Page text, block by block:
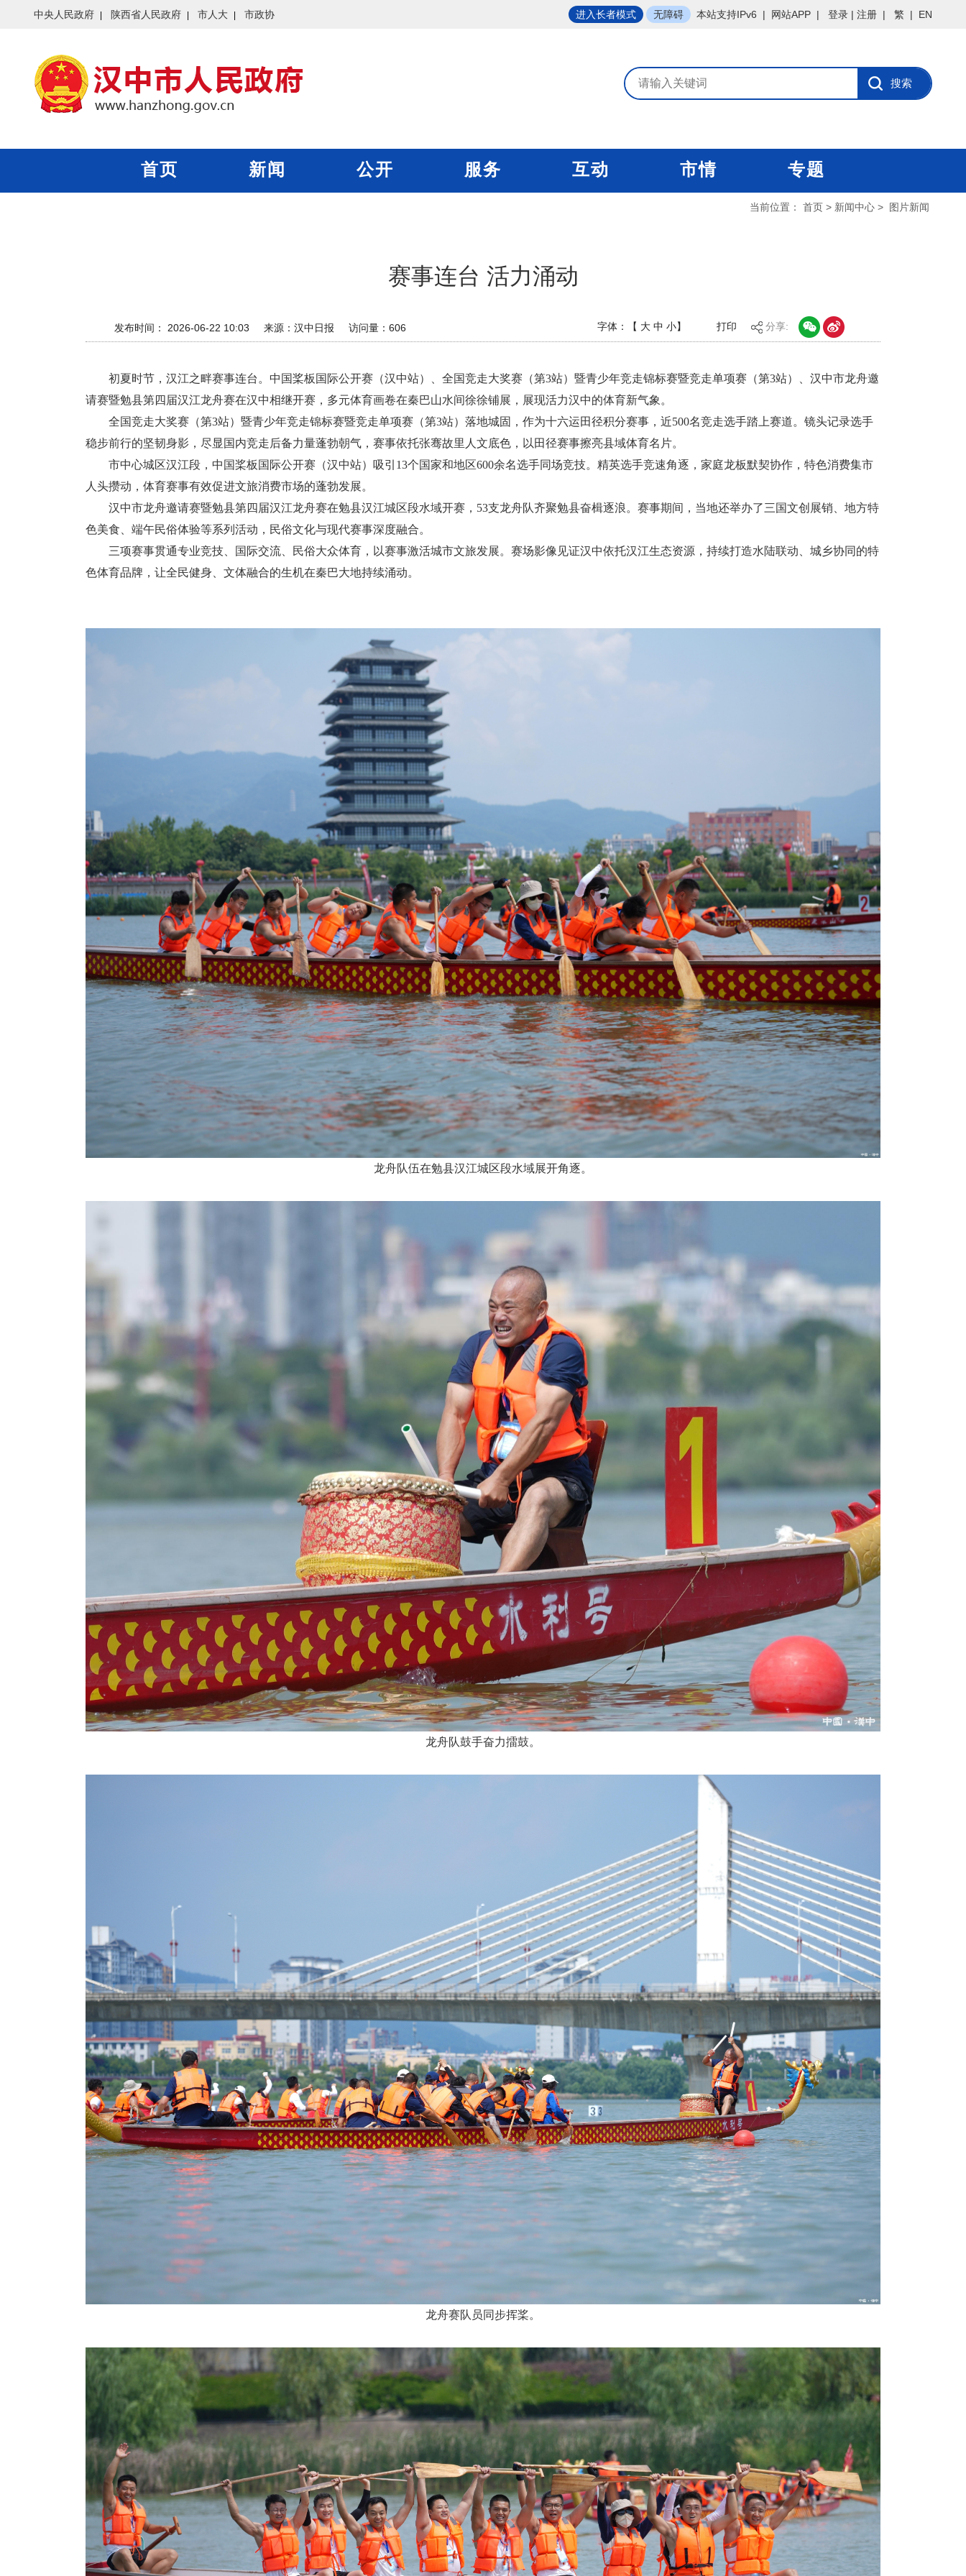
中央人民政府 陕西省人民政府 市人大 市政协 进入长者模式 无障碍 本站支持IPv6 | 网站APP | 登录 | 注册 | 繁 | EN
首页 新闻 公开 服务 互动 市情 专题
当前位置： 首页 > 新闻中心 > 图片新闻
赛事连台 活力涌动
发布时间： 2026-06-22 10:03 来源： 汉中日报 访问量： 606 字体：【 大 中 小】 打印 分享:
初夏时节，汉江之畔赛事连台。中国桨板国际公开赛（汉中站）、全国竞走大奖赛（第3站）暨青少年竞走锦标赛暨竞走单项赛（第3站）、汉中市龙舟邀
请赛暨勉县第四届汉江龙舟赛在汉中相继开赛，多元体育画卷在秦巴山水间徐徐铺展，展现活力汉中的体育新气象。
全国竞走大奖赛（第3站）暨青少年竞走锦标赛暨竞走单项赛（第3站）落地城固，作为十六运田径积分赛事，近500名竞走选手踏上赛道。镜头记录选手
稳步前行的坚韧身影，尽显国内竞走后备力量蓬勃朝气，赛事依托张骞故里人文底色，以田径赛事擦亮县域体育名片。
市中心城区汉江段，中国桨板国际公开赛（汉中站）吸引13个国家和地区600余名选手同场竞技。精英选手竞速角逐，家庭龙板默契协作，特色消费集市
人头攒动，体育赛事有效促进文旅消费市场的蓬勃发展。
汉中市龙舟邀请赛暨勉县第四届汉江龙舟赛在勉县汉江城区段水域开赛，53支龙舟队齐聚勉县奋楫逐浪。赛事期间，当地还举办了三国文创展销、地方特
色美食、端午民俗体验等系列活动，民俗文化与现代赛事深度融合。
三项赛事贯通专业竞技、国际交流、民俗大众体育，以赛事激活城市文旅发展。赛场影像见证汉中依托汉江生态资源，持续打造水陆联动、城乡协同的特
色体育品牌，让全民健身、文体融合的生机在秦巴大地持续涌动。
龙舟队伍在勉县汉江城区段水域展开角逐。
龙舟队鼓手奋力擂鼓。
龙舟赛队员同步挥桨。